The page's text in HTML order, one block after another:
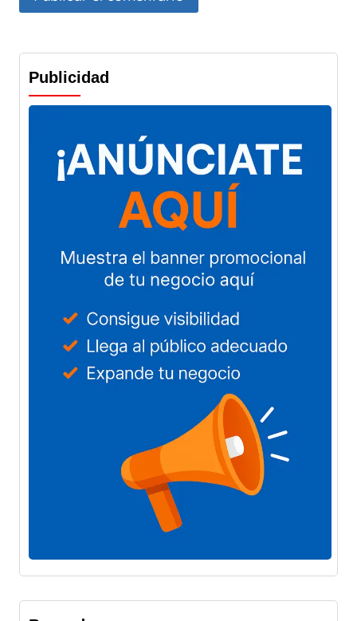
Publicidad